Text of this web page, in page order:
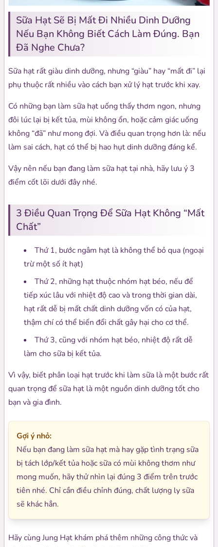
Sữa Hạt Sẽ Bị Mất Đi Nhiều Dinh Dưỡng
Nếu Bạn Không Biết Cách Làm Đúng. Bạn
Đã Nghe Chưa?
Sữa hạt rất giàu dinh dưỡng, nhưng “giàu” hay “mất đi” lại
phụ thuộc rất nhiều vào cách bạn xử lý hạt trước khi xay.
Có những bạn làm sữa hạt uống thấy thơm ngon, nhưng
đôi lúc lại bị kết tủa, mùi không ổn, hoặc cảm giác uống
không “đã” như mong đợi. Và điều quan trọng hơn là: nếu
làm sai cách, hạt có thể bị hao hụt dinh dưỡng đáng kể.
Vậy nên nếu bạn đang làm sữa hạt tại nhà, hãy lưu ý 3
điểm cốt lõi dưới đây nhé.
3 Điều Quan Trọng Để Sữa Hạt Không “mất
Chất”
Thứ 1, bước ngâm hạt là không thể bỏ qua (ngoại
trừ một số ít hạt)
Thứ 2, những hạt thuộc nhóm hạt béo, nếu để
tiếp xúc lâu với nhiệt độ cao và trong thời gian dài,
hạt rất dễ bị mất chất dinh dưỡng vốn có của hạt,
thậm chí có thể biến đổi chất gây hại cho cơ thể.
Thứ 3, cũng với nhóm hạt béo, nhiệt độ rất dễ
làm cho sữa bị kết tủa.
Vì vậy, biết phân loại hạt trước khi làm sữa là một bước rất
quan trọng để sữa hạt là một nguồn dinh dưỡng tốt cho
bạn và gia đình.
Gợi ý nhỏ:
Nếu bạn đang làm sữa hạt mà hay gặp tình trạng sữa
bị tách lớp/kết tủa hoặc sữa có mùi không thơm như
mong muốn, hãy thử nhìn lại đúng 3 điểm trên trước
tiên nhé. Chỉ cần điều chỉnh đúng, chất lượng ly sữa
sẽ khác hẳn.
Hãy cùng Jung Hạt khám phá thêm những công thức và